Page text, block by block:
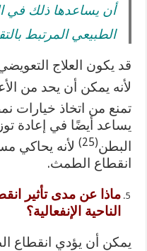
أن يساعدها ذلك في
الطبيعي المرتبط
قد يكون العلاج
لأنه يمكن أن يحد من
تمنع من اتخاذ خيارات
يساعد أيضًا في إعادة
البطن(25)
لأنه يحاكي
انقطاع الطمث.
ماذا عن مدى تأثير
الناحية الإنفعالية؟
يمكن أن يؤدي انقطاع